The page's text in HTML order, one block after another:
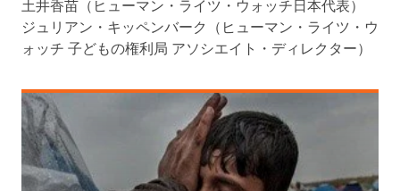
土井香苗（ヒューマン・ライツ・ウォッチ日本代表）
ジュリアン・キッペンバーク（ヒューマン・ライツ・ウ
ォッチ 子どもの権利局 アソシエイト・ディレクター）